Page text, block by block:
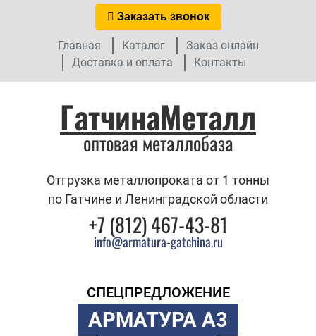
Заказать звонок
Главная Каталог
Заказ онлайн
Доставка и оплата
Контакты
ГатчинаМеталл
оптовая металлобаза
Отгрузка металлопроката от 1 тонны
по Гатчине и Ленинградской области
+7 (812) 467-43-81
info@armatura-gatchina.ru
СПЕЦПРЕДЛОЖЕНИЕ
АРМАТУРА А3